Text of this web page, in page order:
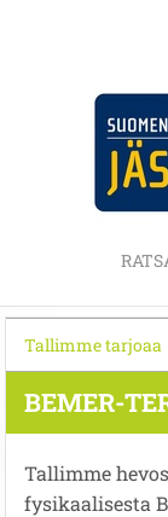
Tallimme tarjoaa
BEMER-
Tallimme
fysikaalisesta